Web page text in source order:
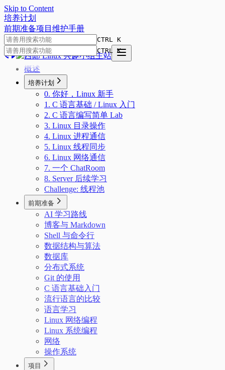
Skip to Content
培养计划
前期准备项目 维护手册
CTRL K
CTRL K
概述
培养计划
0. 你好，Linux 新手
1. C 语言基础 / Linux 入门
2. C 语言编写简单 Lab
3. Linux 目录操作
4. Linux 进程通信
5. Linux 线程同步
6. Linux 网络通信
7. 一个 ChatRoom
8. Server 后续学习
Challenge: 线程池
前期准备
AI 学习路线
博客与 Markdown
Shell 与命令行
数据结构与算法
数据库
分布式系统
Git 的使用
C 语言基础入门
流行语言的比较
语言学习
Linux 网络编程
Linux 系统编程
网络
操作系统
项目